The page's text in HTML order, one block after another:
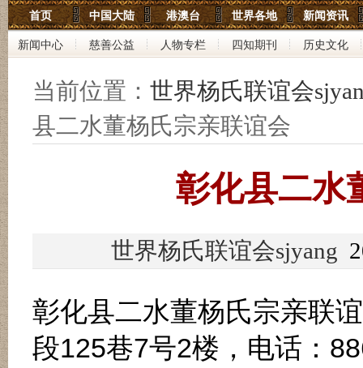
世界杨氏宗亲网
世界杨氏联谊会
中华杨氏大宗祠
首页 中国大陆 港澳台 世界各地 新闻资讯
新闻中心 慈善公益 人物专栏 四知期刊 历史文化
当前位置： 世界杨氏联谊会
县二水董杨氏宗亲联谊会
彰化县二水
世界杨氏联谊会sjyang
彰化县二水董杨氏宗亲联
段125巷7号2楼，电话